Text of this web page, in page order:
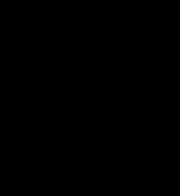
задержек, упаковка
оформила заказ. Удобно, что
воспользуюсь снова!